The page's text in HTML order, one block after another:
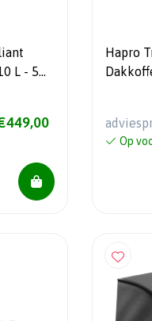
L - 5
Hapro
Op